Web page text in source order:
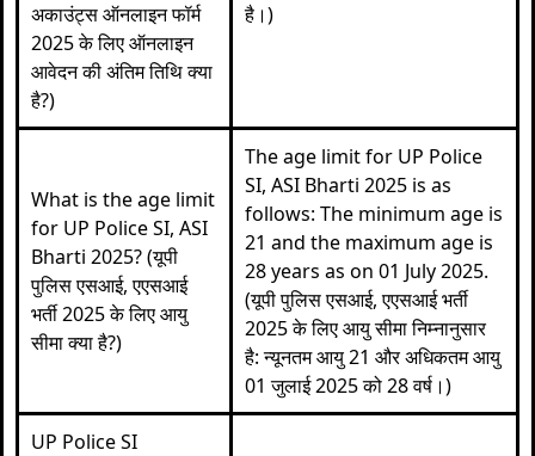
अकाउंट्स ऑनलाइन फॉर्म
2025 के लिए ऑनलाइन
आवेदन की अंतिम तिथि क्या
है?)
है।)
What is the age limit
for UP Police SI, ASI
Bharti 2025? (यूपी
पुलिस एसआई, एएसआई
भर्ती 2025 के लिए आयु
सीमा क्या है?)
The age limit for UP Police
SI, ASI Bharti 2025 is as
follows: The minimum age is
21 and the maximum age is
28 years as on 01 July 2025.
(यूपी पुलिस एसआई, एएसआई भर्ती
2025 के लिए आयु सीमा निम्नानुसार
है: न्यूनतम आयु 21 और अधिकतम आयु
01 जुलाई 2025 को 28 वर्ष।)
UP Police SI